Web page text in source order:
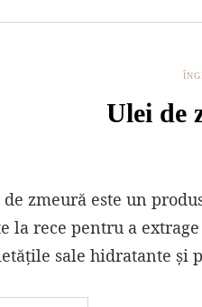
Ulei de
zmeură este un
la rece pentru a
sale hidratante și